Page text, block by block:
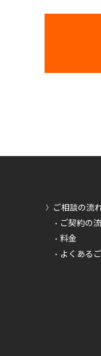
ご相談の流
ご契約の
料金
よくある